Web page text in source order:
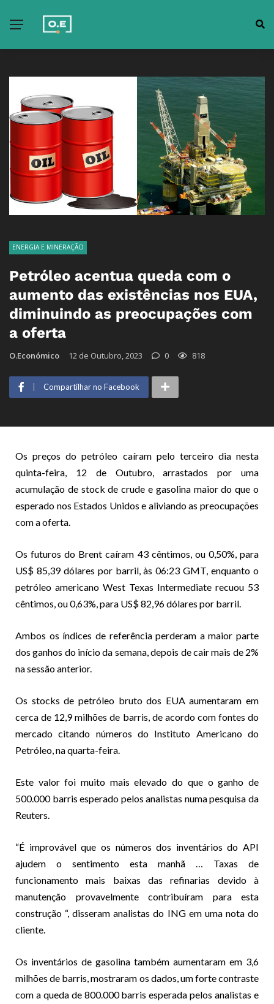
ENERGIA E MINERAÇÃO
Petróleo acentua queda com o
aumento das existências nos EUA,
diminuindo as preocupações com
a oferta
O.Económico 12 de Outubro, 2023 0 818
Compartilhar no Facebook
Os preços do petróleo caíram pelo terceiro dia nesta
quinta-feira, 12 de Outubro, arrastados por uma
acumulação de stock de crude e gasolina maior do que o
esperado nos Estados Unidos e aliviando as preocupações
com a oferta.
Os futuros do Brent caíram 43 cêntimos, ou 0,50%, para
US$ 85,39 dólares por barril, às 06:23 GMT, enquanto o
petróleo americano West Texas Intermediate recuou 53
cêntimos, ou 0,63%, para US$ 82,96 dólares por barril.
Ambos os índices de referência perderam a maior parte
dos ganhos do início da semana, depois de cair mais de 2%
na sessão anterior.
Os stocks de petróleo bruto dos EUA aumentaram em
cerca de 12,9 milhões de barris, de acordo com fontes do
mercado citando números do Instituto Americano do
Petróleo, na quarta-feira.
Este valor foi muito mais elevado do que o ganho de
500.000 barris esperado pelos analistas numa pesquisa da
Reuters.
“É improvável que os números dos inventários do API
ajudem o sentimento esta manhã … Taxas de
funcionamento mais baixas das refinarias devido à
manutenção provavelmente contribuíram para esta
construção “, disseram analistas do ING em uma nota do
cliente.
Os inventários de gasolina também aumentaram em 3,6
milhões de barris, mostraram os dados, um forte contraste
com a queda de 800.000 barris esperada pelos analistas e